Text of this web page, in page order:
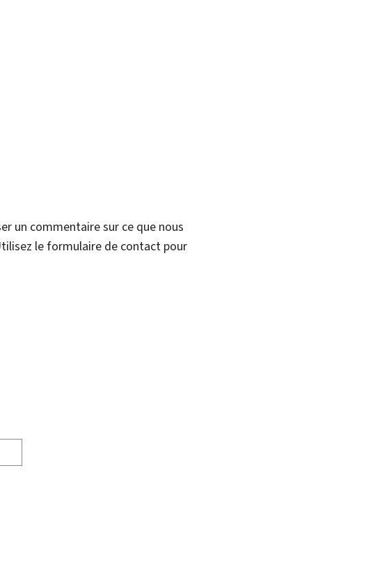
un commentaire sur ce que nous
le formulaire de contact pour